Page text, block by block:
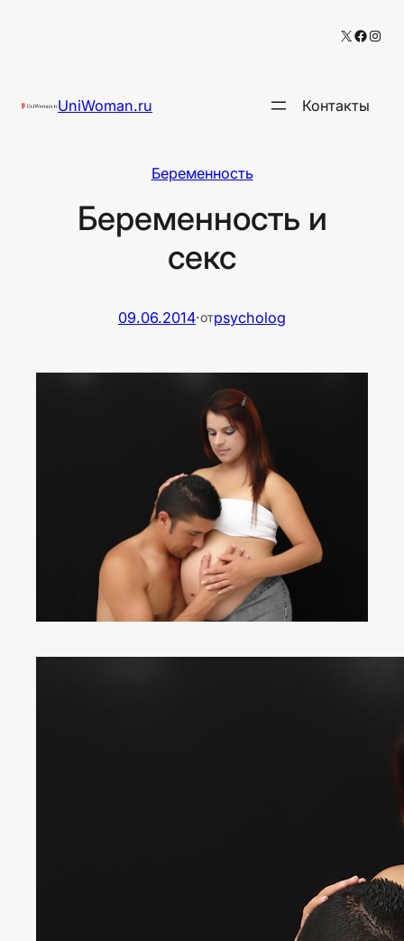
X
UniWoman.ru Контакты
Беременность
Беременность и
секс
09.06.2014·отpsycholog